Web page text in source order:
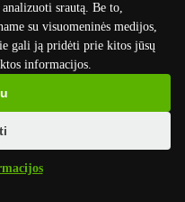
srautą. Be to,
su visuomeninės medijos,
gali ją pridėti prie kitos jūsų
informacijos.